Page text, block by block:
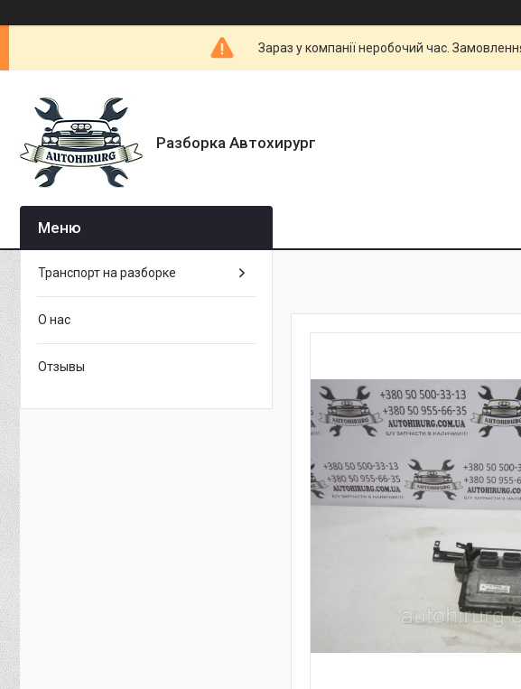
Зараз у компанії неробочий час.
Разборка Автохирург
Транспорт на разборке
О нас
Отзывы